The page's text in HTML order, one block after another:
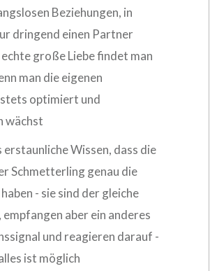
Beziehungen, in
dringend einen Partner
große Liebe findet man
man die eigenen
optimiert und
wächst
erstaunliche Wissen, dass die
Schmetterling genau die
- sie sind der gleiche
aber ein anderes
und reagieren darauf -
ist möglich